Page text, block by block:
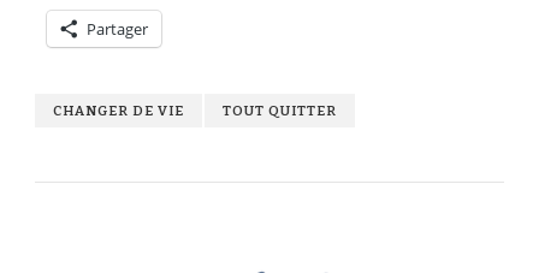
Partager
CHANGER DE VIE TOUT QUITTER